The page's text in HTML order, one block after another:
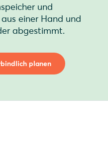
und
einer Hand und
abgestimmt.
planen